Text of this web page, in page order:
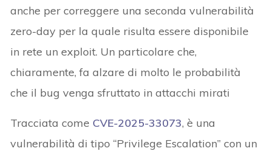
anche per correggere una seconda vulnerabilità
zero-day per la quale risulta essere disponibile
in rete un exploit. Un particolare che,
chiaramente, fa alzare di molto le probabilità
che il bug venga sfruttato in attacchi mirati
Tracciata come CVE-2025-33073, è una
vulnerabilità di tipo “Privilege Escalation” con un